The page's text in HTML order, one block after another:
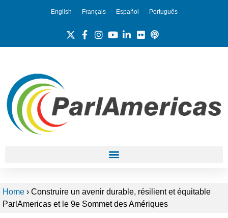
English Français Español Português
Home › Construire un avenir durable, résilient et équitable
ParlAmericas et le 9e Sommet des Amériques